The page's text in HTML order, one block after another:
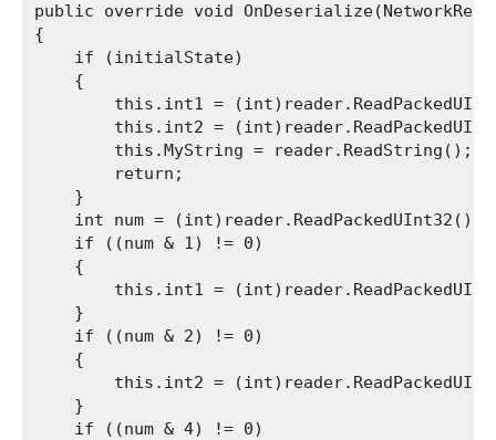
public override void
{
    if (initialState)
    {
this.int1 =
this.int2 =
        this.MyString = reader.ReadString();
        return;
    }
    int num = (int)reader.ReadPackedUInt32();
    if ((num & 1) != 0)
    {
this.int1 =
    }
    if ((num & 2) != 0)
    {
this.int2 =
    }
    if ((num & 4) != 0)